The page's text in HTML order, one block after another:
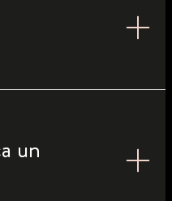
un